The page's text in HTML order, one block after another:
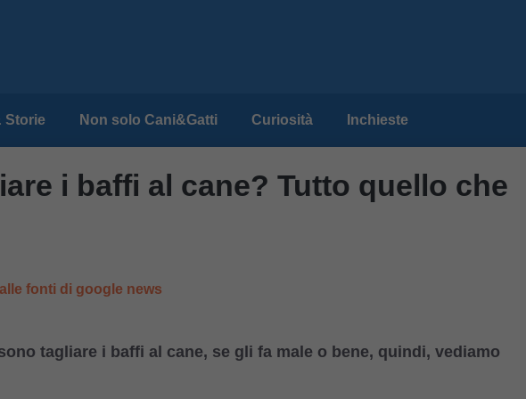
Storie Non solo Cani&Gatti Curiosità Inchieste
i baffi al cane? Tutto quello che
fonti di google news
tagliare i baffi al cane, se gli fa male o bene, quindi, vediamo